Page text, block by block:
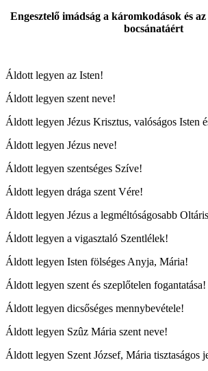
Engesztelő imádság a káromkodások és
bocsánatáért
Áldott legyen az Isten!
Áldott legyen szent neve!
Áldott legyen Jézus Krisztus, valóságos Isten
Áldott legyen Jézus neve!
Áldott legyen szentséges Szíve!
Áldott legyen drága szent Vére!
Áldott legyen Jézus a legméltóságosabb
Áldott legyen a vigasztaló Szentlélek!
Áldott legyen Isten fölséges Anyja, Mária!
Áldott legyen szent és szeplőtelen fogantatása!
Áldott legyen dicsőséges mennybevétele!
Áldott legyen Szûz Mária szent neve!
Áldott legyen Szent József, Mária tisztaságos